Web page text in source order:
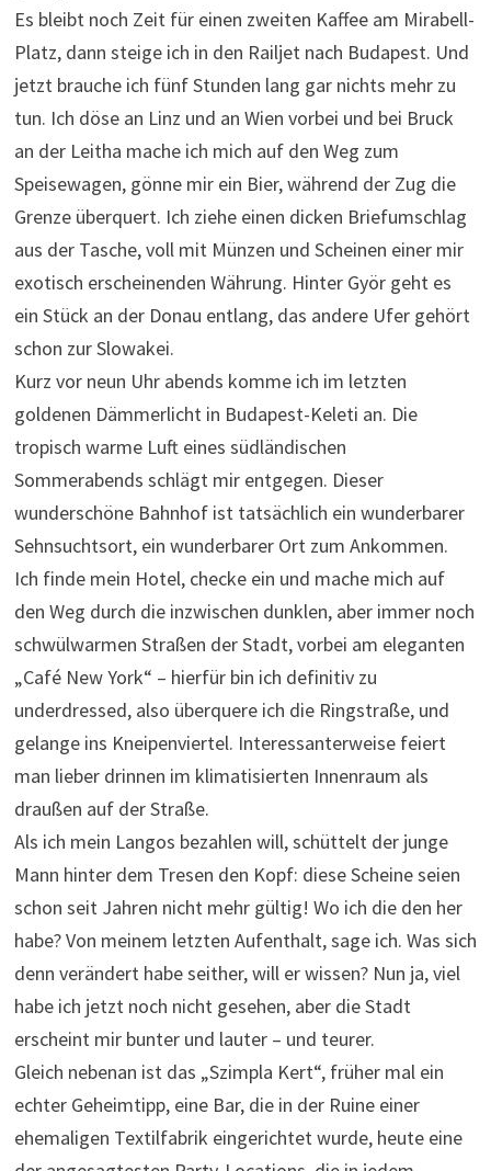
Es bleibt noch Zeit für einen zweiten Kaffee am Mirabell-
Platz, dann steige ich in den Railjet nach Budapest. Und
jetzt brauche ich fünf Stunden lang gar nichts mehr zu
tun. Ich döse an Linz und an Wien vorbei und bei Bruck
an der Leitha mache ich mich auf den Weg zum
Speisewagen, gönne mir ein Bier, während der Zug die
Grenze überquert. Ich ziehe einen dicken Briefumschlag
aus der Tasche, voll mit Münzen und Scheinen einer mir
exotisch erscheinenden Währung. Hinter Györ geht es
ein Stück an der Donau entlang, das andere Ufer gehört
schon zur Slowakei.
Kurz vor neun Uhr abends komme ich im letzten
goldenen Dämmerlicht in Budapest-Keleti an. Die
tropisch warme Luft eines südländischen
Sommerabends schlägt mir entgegen. Dieser
wunderschöne Bahnhof ist tatsächlich ein wunderbarer
Sehnsuchtsort, ein wunderbarer Ort zum Ankommen.
Ich finde mein Hotel, checke ein und mache mich auf
den Weg durch die inzwischen dunklen, aber immer noch
schwülwarmen Straßen der Stadt, vorbei am eleganten
„Café New York“ – hierfür bin ich definitiv zu
underdressed, also überquere ich die Ringstraße, und
gelange ins Kneipenviertel. Interessanterweise feiert
man lieber drinnen im klimatisierten Innenraum als
draußen auf der Straße.
Als ich mein Langos bezahlen will, schüttelt der junge
Mann hinter dem Tresen den Kopf: diese Scheine seien
schon seit Jahren nicht mehr gültig! Wo ich die den her
habe? Von meinem letzten Aufenthalt, sage ich. Was sich
denn verändert habe seither, will er wissen? Nun ja, viel
habe ich jetzt noch nicht gesehen, aber die Stadt
erscheint mir bunter und lauter – und teurer.
Gleich nebenan ist das „Szimpla Kert“, früher mal ein
echter Geheimtipp, eine Bar, die in der Ruine einer
ehemaligen Textilfabrik eingerichtet wurde, heute eine